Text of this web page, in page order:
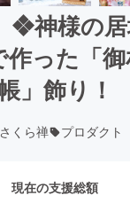
❖神様の
った「
」飾り！
さくら禅 プロダクト
現在の支援総額